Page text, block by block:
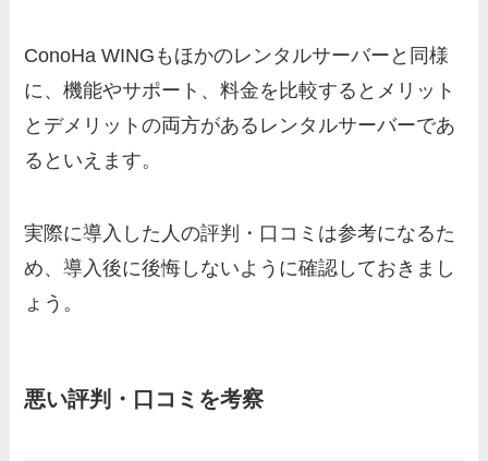
ConoHa WINGもほかのレンタルサーバーと同様
に、機能やサポート、料金を比較するとメリット
とデメリットの両方があるレンタルサーバーであ
るといえます。
実際に導入した人の評判・口コミは参考になるた
め、導入後に後悔しないように確認しておきまし
ょう。
悪い評判・口コミを考察